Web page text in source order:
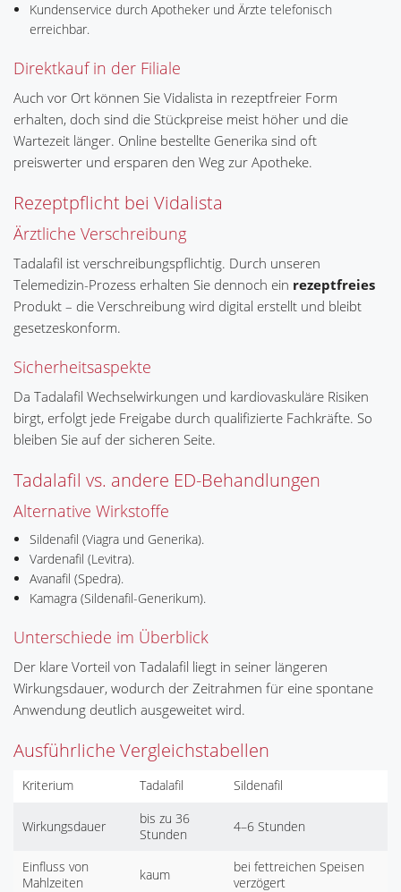
Kundenservice durch Apotheker und Ärzte telefonisch
erreichbar.
Direktkauf in der Filiale
Auch vor Ort können Sie Vidalista in rezeptfreier Form
erhalten, doch sind die Stückpreise meist höher und die
Wartezeit länger. Online bestellte Generika sind oft
preiswerter und ersparen den Weg zur Apotheke.
Rezeptpflicht bei Vidalista
Ärztliche Verschreibung
Tadalafil ist verschreibungspflichtig. Durch unseren
Telemedizin-Prozess erhalten Sie dennoch ein rezeptfreies
Produkt – die Verschreibung wird digital erstellt und bleibt
gesetzeskonform.
Sicherheitsaspekte
Da Tadalafil Wechselwirkungen und kardiovaskuläre Risiken
birgt, erfolgt jede Freigabe durch qualifizierte Fachkräfte. So
bleiben Sie auf der sicheren Seite.
Tadalafil vs. andere ED-Behandlungen
Alternative Wirkstoffe
Sildenafil (Viagra und Generika).
Vardenafil (Levitra).
Avanafil (Spedra).
Kamagra (Sildenafil-Generikum).
Unterschiede im Überblick
Der klare Vorteil von Tadalafil liegt in seiner längeren
Wirkungsdauer, wodurch der Zeitrahmen für eine spontane
Anwendung deutlich ausgeweitet wird.
Ausführliche Vergleichstabellen
Kriterium Tadalafil Sildenafil
Wirkungsdauer
bis zu 36
Stunden
4–6 Stunden
Einfluss von
Mahlzeiten
kaum
bei fettreichen Speisen
verzögert